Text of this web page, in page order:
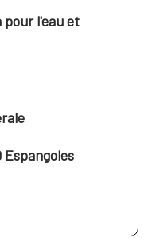
pour l'eau et
Espangoles